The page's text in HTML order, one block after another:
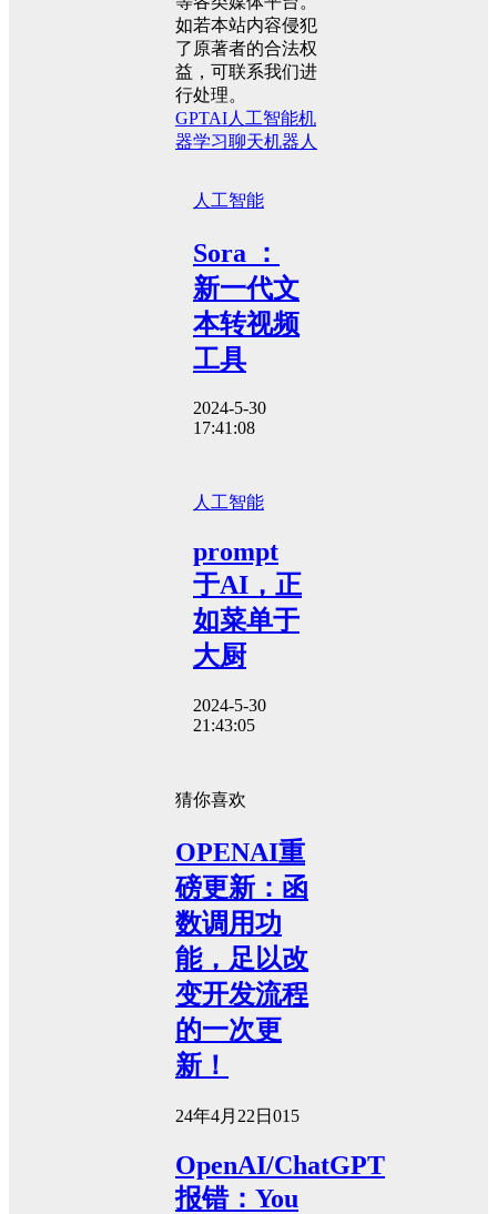
如若本站内容侵犯
了原著者的合法权
益，可联系我们进
行处理。
GPTAI人工智能机
器学习聊天机器人
人工智能
Sora ：
新一代文
本转视频
工具
2024-5-30
17:41:08
人工智能
prompt
于AI，正
如菜单于
大厨
2024-5-30
21:43:05
猜你喜欢
OPENAI重
磅更新：函
数调用功
能，足以改
变开发流程
的一次更
新！
24年4月22日 015
OpenAI/ChatGPT
报错：You